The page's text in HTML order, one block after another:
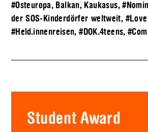
#Osteuropa, Balkan, Kaukasus,
der SOS-Kinderdörfer weltweit,
#Held.innenreisen,#DOK.4teens,
Student Award